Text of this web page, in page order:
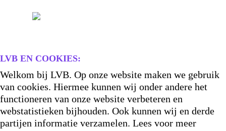
LVB EN COOKIES:
Welkom bij LVB. Op onze website maken we gebruik
van cookies. Hiermee kunnen wij onder andere het
functioneren van onze website verbeteren en
webstatistieken bijhouden. Ook kunnen wij en derde
partijen informatie verzamelen. Lees voor meer